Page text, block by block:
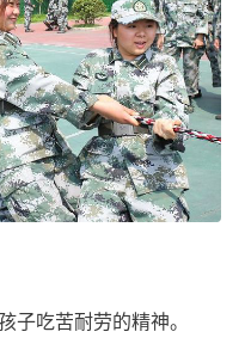
子吃苦耐劳的精神。